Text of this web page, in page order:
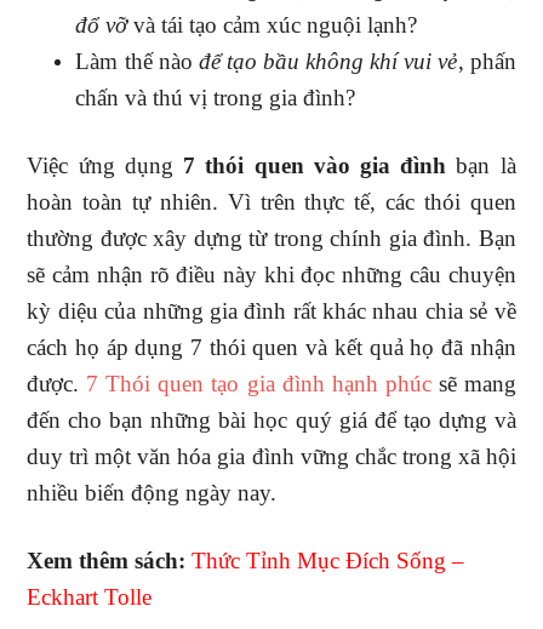
đổ vỡvà tái tạo cảm xúc nguội lạnh?
Làm thế nào để tạo bầu không khí vui vẻ, phấn
chấn và thú vị trong gia đình?
Việc ứng dụng 7 thói quen vào gia đình bạn là
hoàn toàn tự nhiên. Vì trên thực tế, các thói quen
thường được xây dựng từ trong chính gia đình. Bạn
sẽ cảm nhận rõ điều này khi đọc những câu chuyện
kỳ diệu của những gia đình rất khác nhau chia sẻ về
cách họ áp dụng 7 thói quen và kết quả họ đã nhận
được. 7 Thói quen tạo gia đình hạnh phúcsẽ mang
đến cho bạn những bài học quý giá để tạo dựng và
duy trì một văn hóa gia đình vững chắc trong xã hội
nhiều biến động ngày nay.
Xem thêm sách:Thức Tỉnh Mục Đích Sống –
Eckhart Tolle